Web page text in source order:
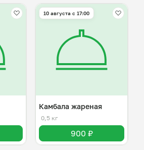
10 августа с 17:00
Камбала жареная
0,5 кг
900 ₽